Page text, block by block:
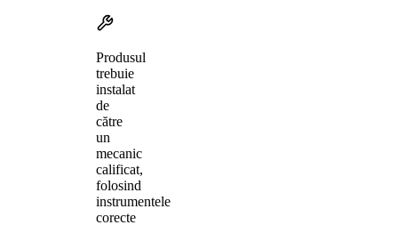
Produsul
trebuie
instalat
de
către
un
mecanic
calificat,
folosind
instrumentele
corecte